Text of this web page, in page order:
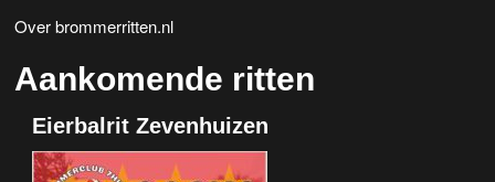
Over brommerritten.nl
Aankomende ritten
Eierbalrit Zevenhuizen